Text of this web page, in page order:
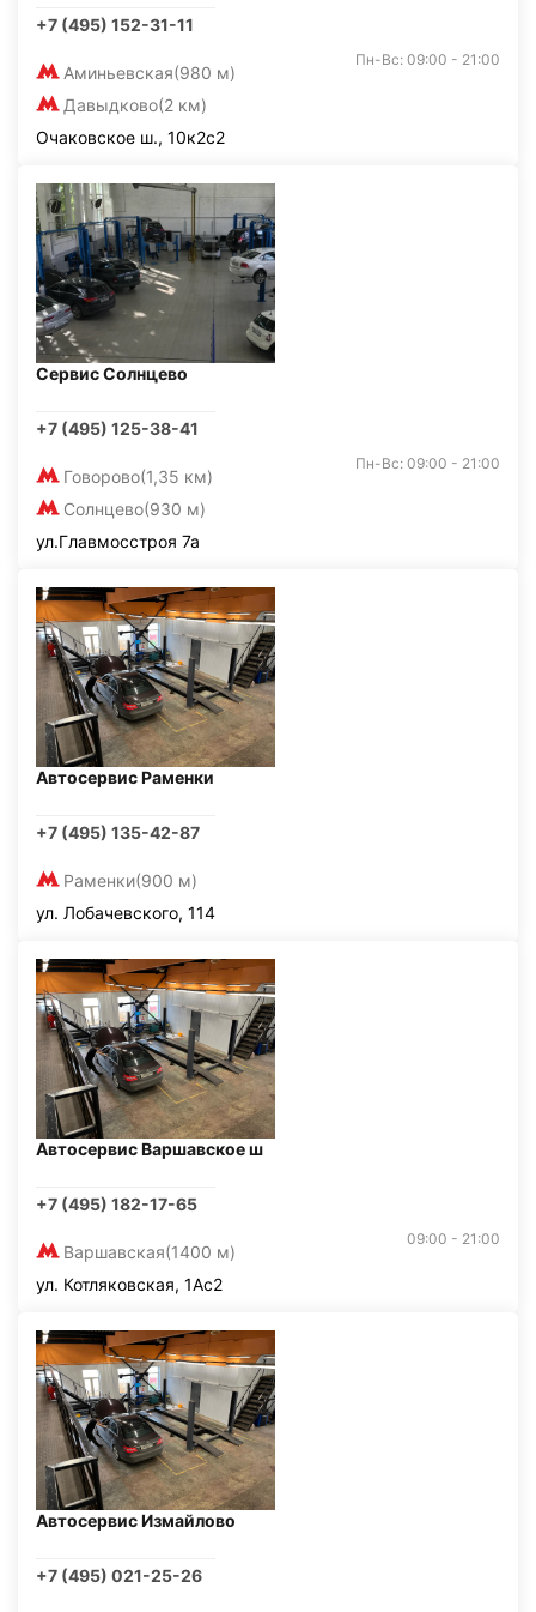
+7 (495) 152-31-11
Аминьевская(980 м)
Давыдково(2 км)
Пн-Вс: 09:00 - 21:00
Очаковское ш., 10к2с2
Сервис Солнцево
+7 (495) 125-38-41
Говорово(1,35 км)
Солнцево(930 м)
Пн-Вс: 09:00 - 21:00
ул.Главмосстроя 7а
Автосервис Раменки
+7 (495) 135-42-87
Раменки(900 м)
ул. Лобачевского, 114
Автосервис Варшавское ш
+7 (495) 182-17-65
Варшавская(1400 м)
09:00 - 21:00
ул. Котляковская, 1Ас2
Автосервис Измайлово
+7 (495) 021-25-26